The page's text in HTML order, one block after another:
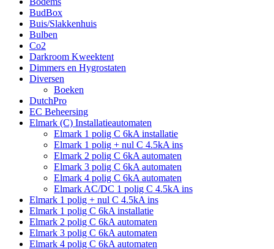
BudBox
Buis/Slakkenhuis
Bulben
Co2
Darkroom Kweektent
Dimmers en Hygrostaten
Diversen
Boeken
DutchPro
EC Beheersing
Elmark (C) Installatieautomaten
Elmark 1 polig C 6kA installatie
Elmark 1 polig + nul C 4.5kA ins
Elmark 2 polig C 6kA automaten
Elmark 3 polig C 6kA automaten
Elmark 4 polig C 6kA automaten
Elmark AC/DC 1 polig C 4.5kA ins
Elmark 1 polig + nul C 4.5kA ins
Elmark 1 polig C 6kA installatie
Elmark 2 polig C 6kA automaten
Elmark 3 polig C 6kA automaten
Elmark 4 polig C 6kA automaten